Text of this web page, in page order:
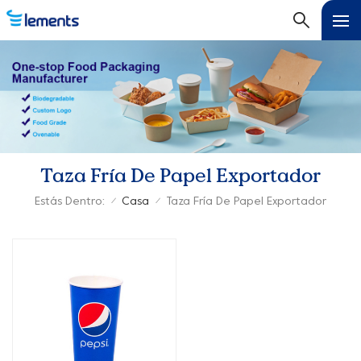
Taza Fría De Papel Exportador
Estás Dentro: / Casa / Taza Fría De Papel Exportador